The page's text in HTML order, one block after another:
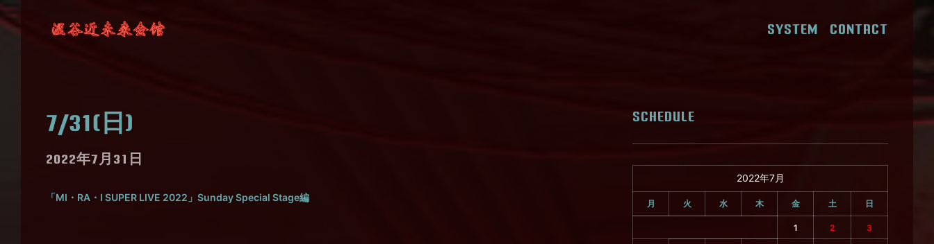
SYSTEM CONTACT
7/31(日)
2022年7月31日
「MI・RA・I SUPER LIVE 2022」Sunday Special Stage編
SCHEDULE
2022年7月
月 火 水 木 金 土 日
1 2 3